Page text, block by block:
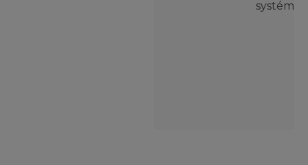
systému.